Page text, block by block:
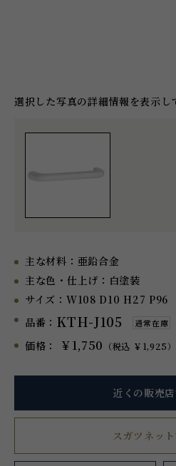
選択した写真の詳細情報を表示し
主な材料： 亜鉛合金
主な色・仕上げ： 白塗装
サイズ： W108 D10 H27 P96
品番： KTH-J105 通常在庫
価格： ￥1,750 （税込 ￥1,925）
近くの販売
スガツネッ